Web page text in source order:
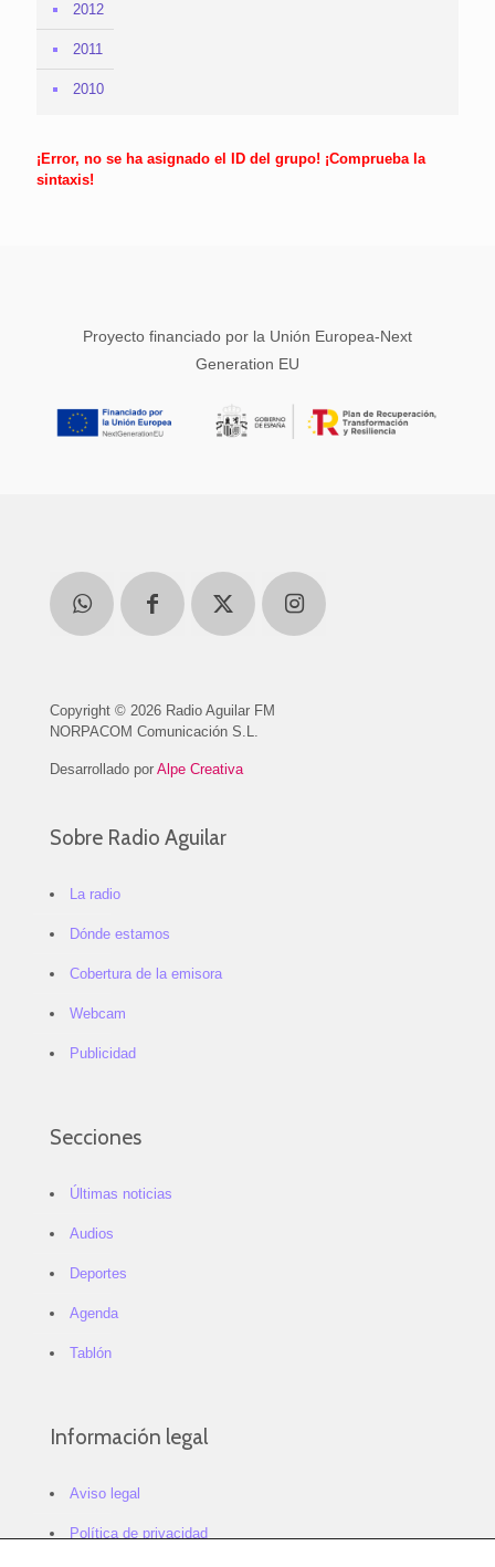
2012
2011
2010
¡Error, no se ha asignado el ID del grupo! ¡Comprueba la
sintaxis!
Proyecto financiado por la Unión Europea-Next
Generation EU
Copyright © 2026 Radio Aguilar FM
NORPACOM Comunicación S.L.
Desarrollado por Alpe Creativa
Sobre Radio Aguilar
La radio
Dónde estamos
Cobertura de la emisora
Webcam
Publicidad
Secciones
Últimas noticias
Audios
Deportes
Agenda
Tablón
Información legal
Aviso legal
Política de privacidad